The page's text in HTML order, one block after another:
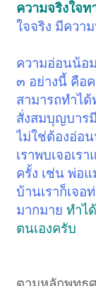
ความจริงใจท
ใจจริง มีควา
ความอ่อนน้อ
๓ อย่างนี้ คือ
สามารถทำไ
สั่งสมบุญบาร
ไม่ใช่ต้องอ่อ
เราพบเจอเ
ครั้ง เช่น พ่อ
บ้านเราก็เจอ
มากมายทำไ
ตนเองครับ